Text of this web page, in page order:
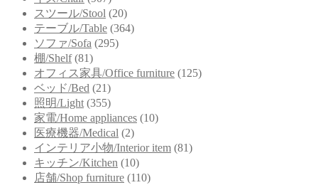
スツール/Stool (20)
テーブル/Table (364)
ソファ/Sofa (295)
棚/Shelf (81)
オフィス家具/Office furniture (125)
ベッド/Bed (21)
照明/Light (355)
家電/Home appliances (10)
医療機器/Medical (2)
インテリア小物/Interior item (81)
キッチン/Kitchen (10)
店舗/Shop furniture (110)